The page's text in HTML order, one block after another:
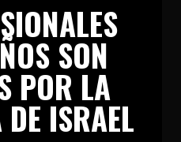
SON
POR LA
ISRAEL